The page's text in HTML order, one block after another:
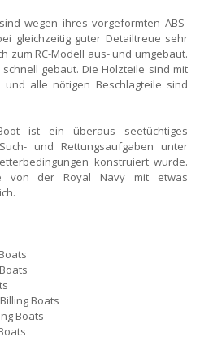
wegen ihres vorgeformten ABS-
gleichzeitig guter Detailtreue sehr
zum RC-Modell aus- und umgebaut.
gebaut. Die Holzteile sind mit
alle nötigen Beschlagteile sind
Boot ist ein überaus seetüchtiges
und Rettungsaufgaben unter
konstruiert wurde.
von der Royal Navy mit etwas
Boats
Boats